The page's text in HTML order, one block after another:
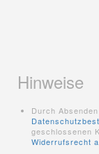
Hinweise
Durch
geschlossenen
Widerrufsrecht